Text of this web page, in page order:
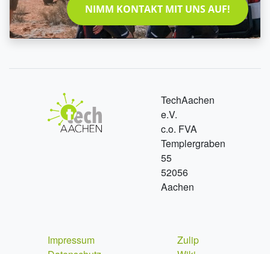
NIMM KONTAKT MIT UNS AUF!
TechAachen
e.V.
c.o. FVA
Templergraben
55
52056
Aachen
Impressum
Zulip